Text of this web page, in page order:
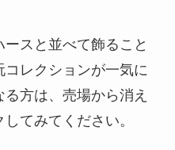
スと並べて飾ること
レクションが一気に
方は、売場から消え
てみてください。